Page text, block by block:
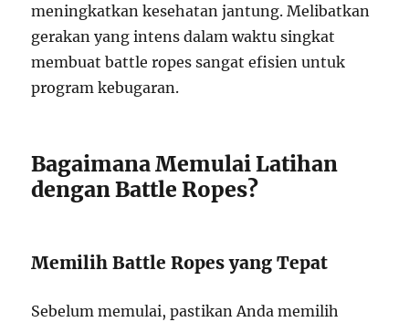
meningkatkan kesehatan jantung. Melibatkan
gerakan yang intens dalam waktu singkat
membuat battle ropes sangat efisien untuk
program kebugaran.
Bagaimana Memulai Latihan
dengan Battle Ropes?
Memilih Battle Ropes yang Tepat
Sebelum memulai, pastikan Anda memilih